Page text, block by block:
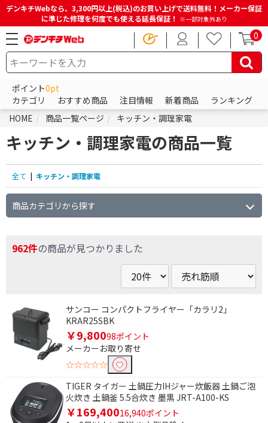
デンキチWebなら、3,300円以上(税込)のお買い上げで送料無料！メーカー保証
に準じた修理を何度でも使える延長保証！ ※一部対象外あり
0
ポイント0pt
カテゴリ
おすすめ商品 注目情報 新着商品
ランキング
HOME
商品一覧ページ キッチン・調理家電
キッチン・調理家電の商品一覧
全て | キッチン・調理家電
商品カテゴリから探す
962件の商品が見つかりました
サンコー コンパクトフライヤー「カラリ2」
KRAR25SBK
￥9,80098ポイント
メーカーお取り寄せ
☆☆☆☆☆
TIGER タイガー 土鍋圧力IHジャー炊飯器 土鍋ご泡
火炊き 土鍋釜 5.5合炊き 墨黒 JRT-A100-KS
￥169,40016,940ポイント